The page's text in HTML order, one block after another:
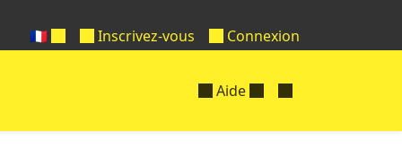
Inscrivez-vous Connexion
🇫🇷
Aide